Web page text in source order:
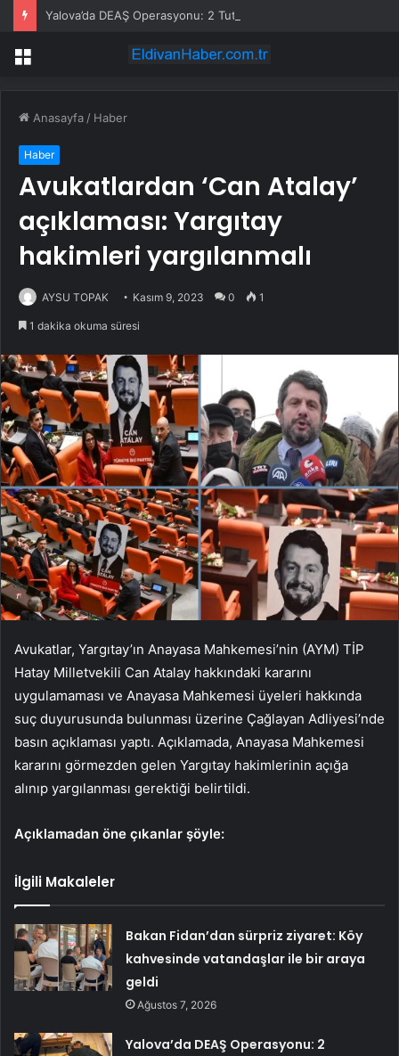
Yalova’da DEAŞ Operasyonu: 2 Tutuklama
Menü
Anasayfa / Haber
Haber
Avukatlardan ‘Can Atalay’
açıklaması: Yargıtay
hakimleri yargılanmalı
AYSU TOPAK Kasım 9, 2023 0 1
1 dakika okuma süresi
Avukatlar, Yargıtay’ın Anayasa Mahkemesi’nin (AYM) TİP
Hatay Milletvekili Can Atalay hakkındaki kararını
uygulamaması ve Anayasa Mahkemesi üyeleri hakkında
suç duyurusunda bulunması üzerine Çağlayan Adliyesi’nde
basın açıklaması yaptı. Açıklamada, Anayasa Mahkemesi
kararını görmezden gelen Yargıtay hakimlerinin açığa
alınıp yargılanması gerektiği belirtildi.
Açıklamadan öne çıkanlar şöyle:
İlgili Makaleler
Bakan Fidan’dan sürpriz ziyaret: Köy
kahvesinde vatandaşlar ile bir araya
geldi
Ağustos 7, 2026
Yalova’da DEAŞ Operasyonu: 2